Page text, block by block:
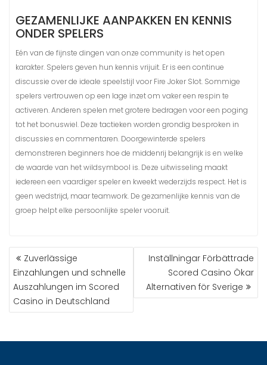
GEZAMENLIJKE AANPAKKEN EN KENNIS
ONDER SPELERS
Eén van de fijnste dingen van onze community is het open
karakter. Spelers geven hun kennis vrijuit. Er is een continue
discussie over de ideale speelstijl voor Fire Joker Slot. Sommige
spelers vertrouwen op een lage inzet om vaker een respin te
activeren. Anderen spelen met grotere bedragen voor een poging
tot het bonuswiel. Deze tactieken worden grondig besproken in
discussies en commentaren. Doorgewinterde spelers
demonstreren beginners hoe de middenrij belangrijk is en welke
de waarde van het wildsymbool is. Deze uitwisseling maakt
iedereen een vaardiger speler en kweekt wederzijds respect. Het is
geen wedstrijd, maar teamwork. De gezamenlijke kennis van de
groep helpt elke persoonlijke speler vooruit.
Zuverlässige
Einzahlungen und schnelle
Auszahlungen im Scored
Casino in Deutschland
Inställningar Förbättrade
Scored Casino Ökar
Alternativen för Sverige